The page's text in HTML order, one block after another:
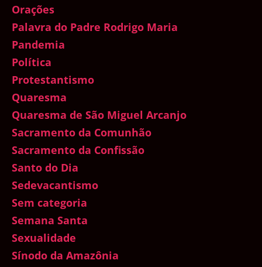
Orações
Palavra do Padre Rodrigo Maria
Pandemia
Política
Protestantismo
Quaresma
Quaresma de São Miguel Arcanjo
Sacramento da Comunhão
Sacramento da Confissão
Santo do Dia
Sedevacantismo
Sem categoria
Semana Santa
Sexualidade
Sínodo da Amazônia